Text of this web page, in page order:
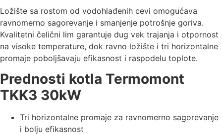
Ložište sa rostom od vodohlađenih cevi omogućava
ravnomerno sagorevanje i smanjenje potrošnje goriva.
Kvalitetni čelični lim garantuje dug vek trajanja i otpornost
na visoke temperature, dok ravno ložište i tri horizontalne
promaje poboljšavaju efikasnost i raspodelu toplote.
Prednosti kotla Termomont
TKK3 30kW
Tri horizontalne promaje za ravnomerno sagorevanje
i bolju efikasnost